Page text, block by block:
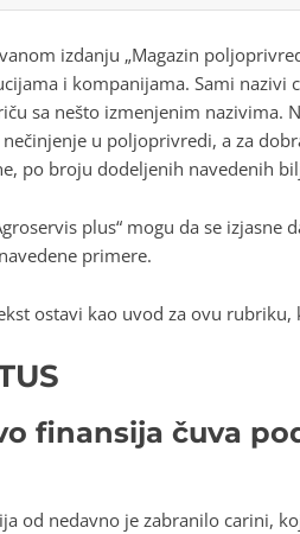
izdanju „Magazin
i kompanijama. Sami nazivi
sa nešto izmenjenim
u poljoprivredi, a za
po broju dodeljenih navedenih
plus“ mogu da se
primere.
ostavi kao uvod za ovu
finansija čuva
od nedavno je zabranilo carini,